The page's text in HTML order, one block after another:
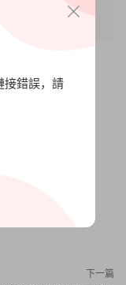
下一篇
接錯誤，請